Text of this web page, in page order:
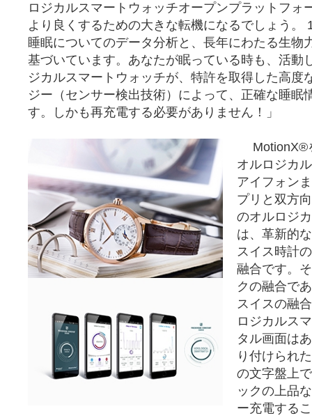
ロジカルスマートウォッチオープンプラットフォ
より良くするための大きな転機になるでしょう。
睡眠についてのデータ分析と、長年にわたる生物
基づいています。あなたが眠っている時も、活動
ジカルスマートウォッチが、特許を取得した高度
ジー（センサー検出技術）によって、正確な睡眠
す。しかも再充電する必要がありません！」
MotionX®
オルロジカ
アイフォン
プリと双方
のオルロジ
は、革新的
スイス時計
融合です。
クの融合で
スイスの融
ロジカルス
タル画面は
り付けられ
の文字盤上
ックの上品
ー充電する